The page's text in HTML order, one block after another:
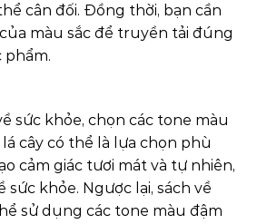
cân đối. Đồng thời, bạn cần
màu sắc để truyền tải đúng
phẩm.
sức khỏe, chọn các tone màu
cây có thể là lựa chọn phù
cảm giác tươi mát và tự nhiên,
khỏe. Ngược lại, sách về
sử dụng các tone màu đậm